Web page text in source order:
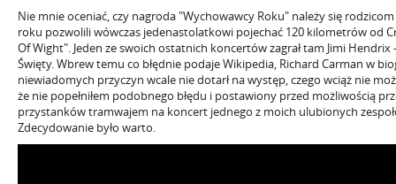
Nie mnie oceniać, czy nagroda "Wychowawcy Roku" należy się
roku pozwolili wówczas jedenastolatkowi pojechać 120 kilometrów od
Of Wight". Jeden ze swoich ostatnich koncertów zagrał tam Jimi Hendrix
Święty. Wbrew temu co błędnie podaje Wikipedia, Richard Carman w
niewiadomych przyczyn wcale nie dotarł na występ, czego wciąż nie
że nie popełniłem podobnego błędu i postawiony przed możliwością
przystanków tramwajem na koncert jednego z moich ulubionych
Zdecydowanie było warto.